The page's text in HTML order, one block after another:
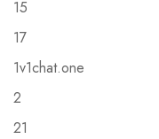
15
17
1v1chat.one
2
21